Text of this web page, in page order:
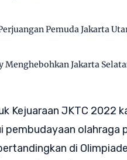
Pemuda Jakarta
Jakarta
Kejuaraan JKTC 2022
pembudayaan olahraga
di